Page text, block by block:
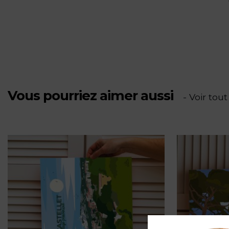
Vous pourriez aimer aussi - Voir tout